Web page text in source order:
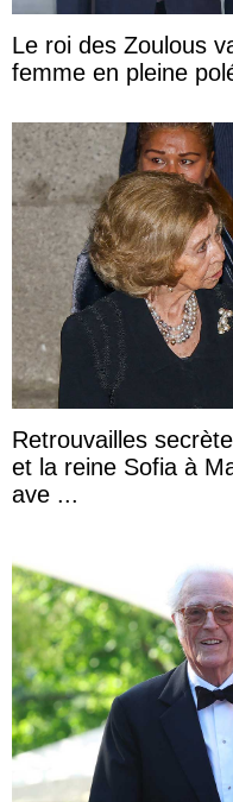
Le roi des Zoulous
femme en pleine
Retrouvailles
et la reine Sofia à
ave ...